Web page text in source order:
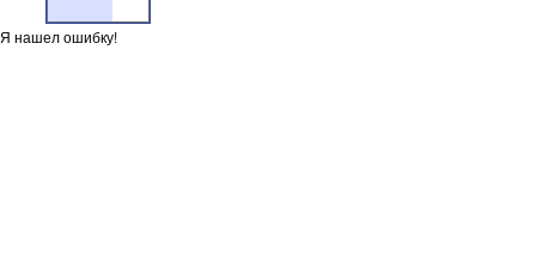
Я нашел ошибку!